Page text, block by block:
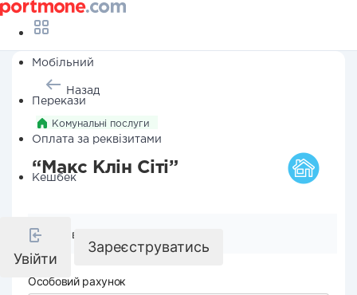
Мобільний
Перекази
Оплата за реквізитами
Кешбек
Увійти
Зареєструватись
Назад
Комунальні послуги
“Макс Клін Сіті”
Реквізити компанії
Особовий рахунок